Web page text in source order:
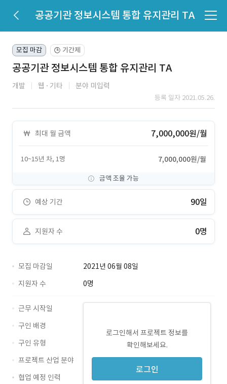
공공기관 정보시스템 통합 유지관리 TA
모집 마감 🕒 기간제
공공기관 정보시스템 통합 유지관리 TA
개발 웹 기타 분야 미입력
등록 일자 2021.05.26.
최대 월 금액 7,000,000원/월
10~15년 차, 1명 7,000,000원/월
금액 조율 가능
예상 기간 90일
지원자 수 0명
모집 마감일
2021년 06월 08일
지원자 수
0명
로그인해서 프로젝트 정보를
확인해보세요.
로그인
근무 시작일
구인 배경
구인 유형
프로젝트 산업 분야
협업 예정 인력